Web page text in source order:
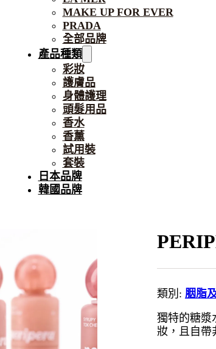
MAKE UP FOR EVER
PRADA
全部品牌
產品種類
彩妝
護膚品
身體護理
頭髮用品
香水
香薰
試用裝
套裝
日本品牌
韓國品牌
類別: 胭脂
獨特的糖漿
妝，且自帶